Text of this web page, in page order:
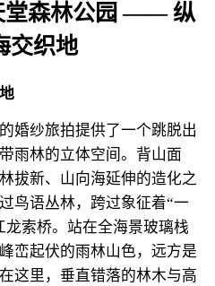
堂森林公园 —— 纵
交织地
婚纱旅拍提供了一个跳脱出
雨林的立体空间。背山面
拔新、山向海延伸的造化之
鸟语丛林，跨过象征着“一
龙索桥。站在全海景玻璃栈
峦起伏的雨林山色，远方是
这里，垂直错落的林木与高